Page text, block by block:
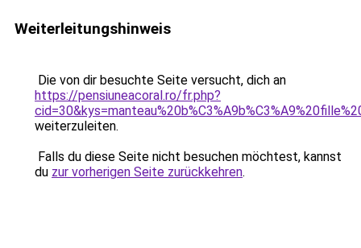
Weiterleitungshinweis
Die von dir besuchte Seite versucht, dich an
https://pensiuneacoral.ro/fr.php?
weiterzuleiten.
Falls du diese Seite nicht besuchen möchtest, kannst
du zur vorherigen Seite zurückkehren.